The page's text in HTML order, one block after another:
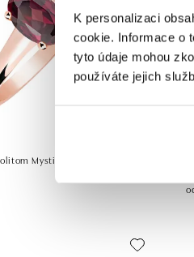
K personalizaci
cookie. Informace o
tyto údaje mohou
používáte jejich
Mystic Light